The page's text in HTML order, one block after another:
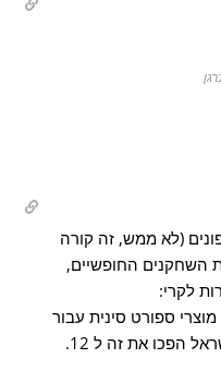
(לא ממש, זה קורה
השחקנים החופשיים,
ספורט סינית עבור
400 מיליון דולר לעשר שנים (רק בישראל הפכו את זה ל 12.